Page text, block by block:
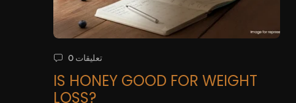
0 تعليقات
IS HONEY GOOD FOR WEIGHT
LOSS?